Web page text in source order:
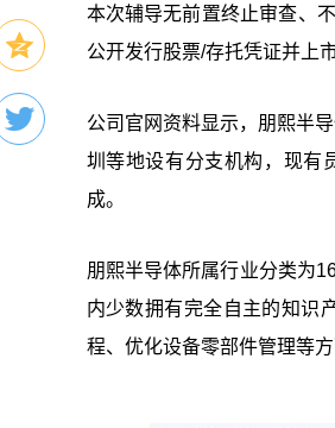
本次辅导无前置终止审查、
公开发行股票/存托凭证并上
公司官网资料显示，朋熙半
圳等地设有分支机构，现有
成。
朋熙半导体所属行业分类为
内少数拥有完全自主的知识
程、优化设备零部件管理等